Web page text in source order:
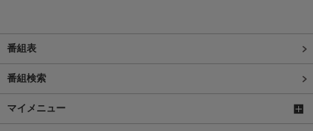
番組表
番組検索
マイメニュー